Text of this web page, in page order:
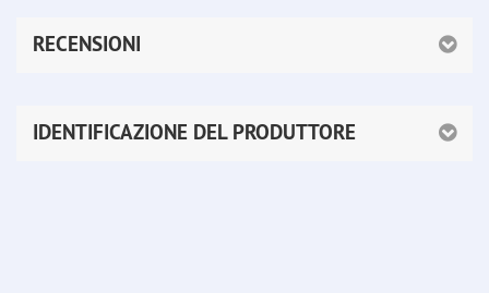
RECENSIONI
IDENTIFICAZIONE DEL PRODUTTORE